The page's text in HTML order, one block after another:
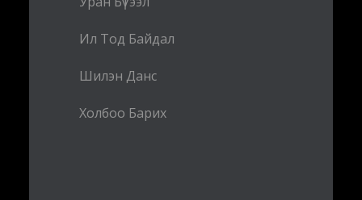
Ил Тод Байдал
Шилэн Данс
Холбоо Барих